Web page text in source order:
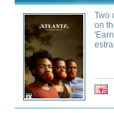
estranged cousin,
Rick and Morty
Im Mittelpunkt der
seine Familie. Morty
Problemen geplagt.